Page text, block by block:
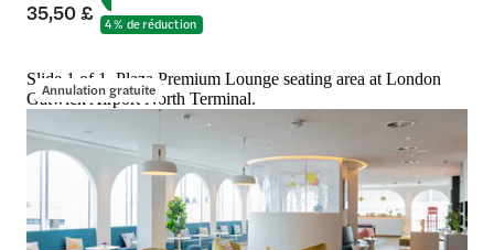
35,50 £ 4 % de réduction
Annulation gratuite
Slide 1 of 1, Plaza Premium Lounge seating area at London
Gatwick Airport North Terminal.